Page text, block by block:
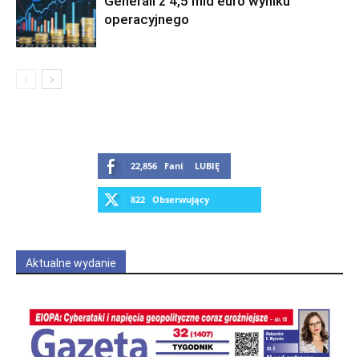
operacyjnego
22,856 Fani LUBIĘ
822 Obserwujący
Aktualne wydanie